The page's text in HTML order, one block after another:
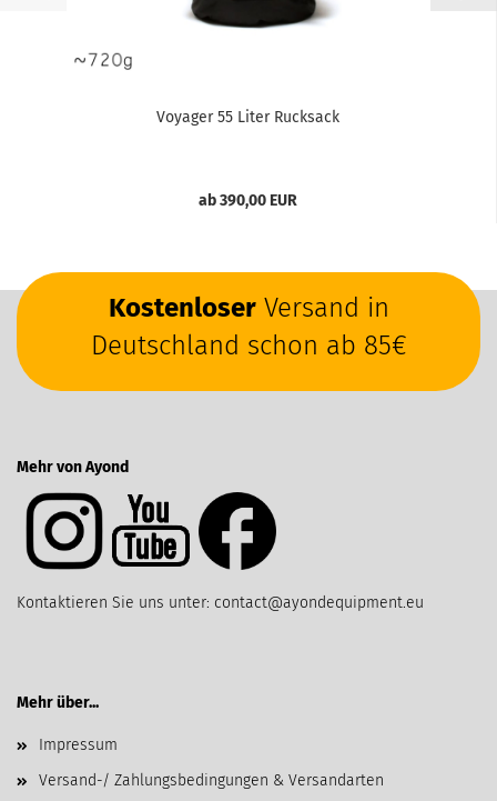
Voyager 55 Liter Rucksack
ab 390,00 EUR
KostenloserVersand in
Deutschland schon ab 85€
Mehr von Ayond
Kontaktieren Sie uns unter: contact@ayondequipment.eu
Mehr über...
Impressum
Versand-/ Zahlungsbedingungen & Versandarten